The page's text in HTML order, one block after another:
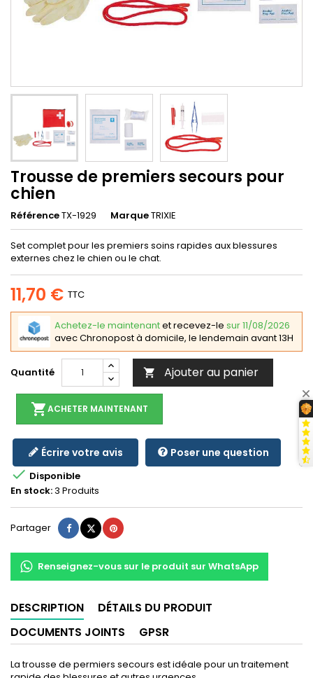
Trousse de premiers secours pour
chien
RéférenceTX-1929 MarqueTRIXIE
Set complet pour les premiers soins rapides aux blessures
externes chez le chien ou le chat.
11,70 € TTC
Achetez-le maintenantet recevez-le sur 11/08/2026
avec Chronopost à domicile, le lendemain avant 13H
Quantité  Ajouter au panier
shopping_cartACHETER MAINTENANT
Écrire votre avis Poser une question
 Disponible
En stock:3 Produits
Partager Partager
TweetPinterest
Renseignez-vous sur le produit sur WhatsApp
DESCRIPTION
DÉTAILS DU PRODUIT
DOCUMENTS JOINTS
GPSR
La trousse de permiers secours est idéale pour un traitement